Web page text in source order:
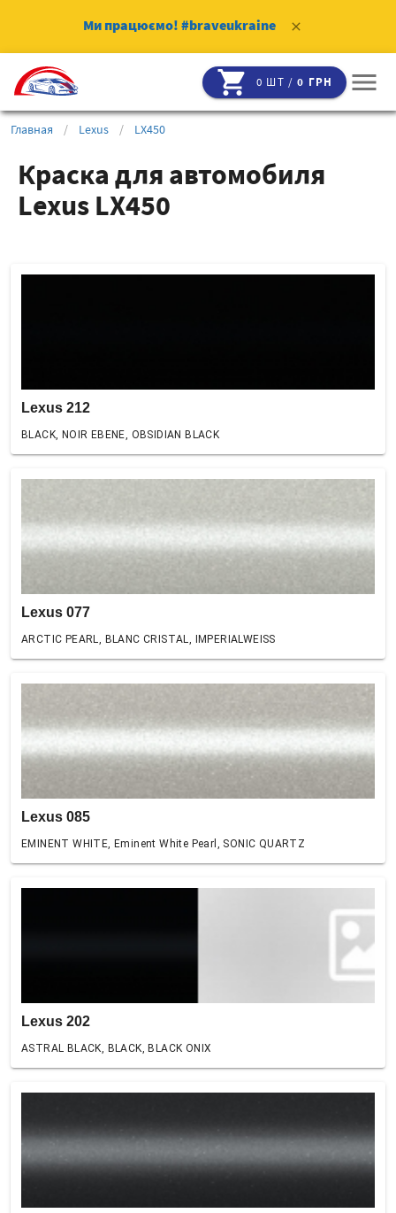
Ми працюємо! #braveukraine clear
shopping_cart 0 ШТ /0 ГРН menu
Главная / Lexus / LX450
Краска для автомобиля
Lexus LX450
Lexus 212
BLACK, NOIR EBENE, OBSIDIAN BLACK
Lexus 077
ARCTIC PEARL, BLANC CRISTAL, IMPERIALWEISS
Lexus 085
EMINENT WHITE, Eminent White Pearl, SONIC QUARTZ
Lexus 202
ASTRAL BLACK, BLACK, BLACK ONIX